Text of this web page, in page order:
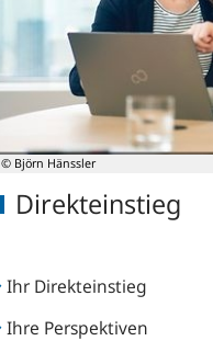
© Björn Hänssler
Direkteinstieg
Ihr Direkteinstieg
Ihre Perspektiven